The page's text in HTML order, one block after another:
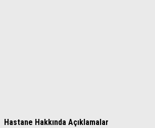
Hastane Hakkında Açıklamalar